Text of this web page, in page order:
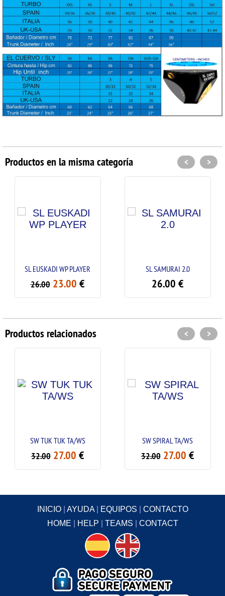
Productos en la misma categoría
WP PLAYER
23.00€
SL SAMURAI 2.0
< >
Productos relacionados
SW TUK TUK TA/WS
27.00€
SW SPIRAL TA/WS
27.00€
< >
INICIO| AYUDA| EQUIPOS
CONTACTO
HOME
HELP TEAMS CONTACT